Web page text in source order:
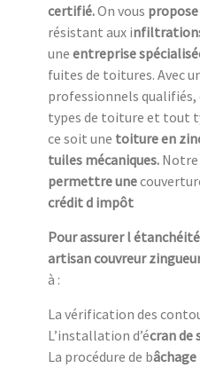
certifié.On vous
résistant aux infiltrations
une entreprise
fuites de toitures. Avec
professionnels
types de toiture et tout
ce soit une toiture en
tuiles mécaniques.
permettre une
crédit d impôt
Pour assurer l étanchéité
artisan couvreur
à :
La vérification des
L’installation d’écran de
La procédure de bâchage